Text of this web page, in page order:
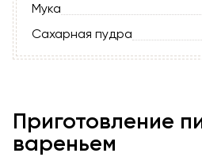
Мука
Сахарная пудра
Приготовление
вареньем